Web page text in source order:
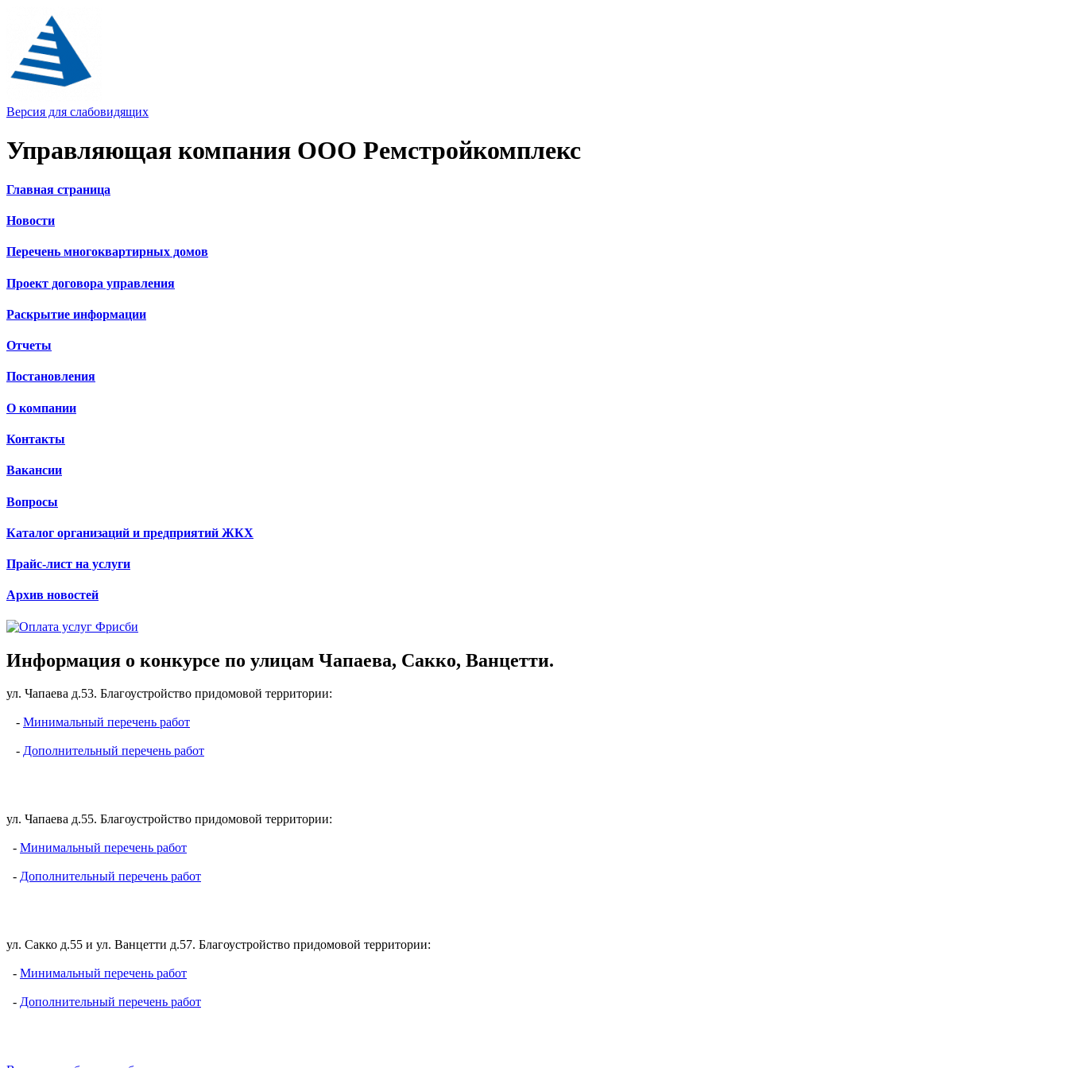
Версия для слабовидящих
Управляющая компания ООО Ремстройкомплекс
Главная страница
Новости
Перечень многоквартирных домов
Проект договора управления
Раскрытие информации
Отчеты
Постановления
О компании
Контакты
Вакансии
Вопросы
Каталог организаций и предприятий ЖКХ
Прайс-лист на услуги
Архив новостей
Информация о конкурсе по улицам Чапаева, Сакко, Ванцетти.
ул. Чапаева д.53. Благоустройство придомовой территории:
- Минимальный перечень работ
- Дополнительный перечень работ
ул. Чапаева д.55. Благоустройство придомовой территории:
- Минимальный перечень работ
- Дополнительный перечень работ
ул. Сакко д.55 и ул. Ванцетти д.57. Благоустройство придомовой территории:
- Минимальный перечень работ
- Дополнительный перечень работ